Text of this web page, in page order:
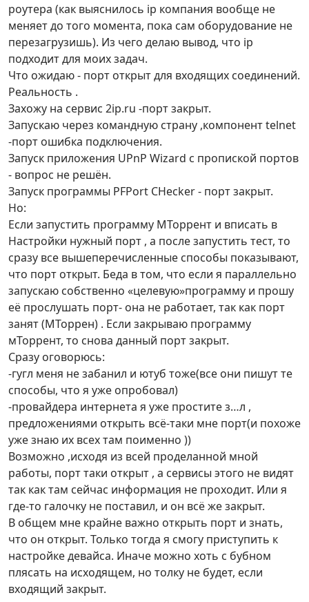
роутера (как выяснилось ip компания вообще не
меняет до того момента, пока сам оборудование не
перезагрузишь). Из чего делаю вывод, что ip
подходит для моих задач.
Что ожидаю - порт открыт для входящих соединений.
Реальность .
Захожу на сервис 2ip.ru -порт закрыт.
Запускаю через командную страну ,компонент telnet
-порт ошибка подключения.
Запуск приложения UPnP Wizard с пропиской портов
- вопрос не решён.
Запуск программы PFPort CHecker - порт закрыт.
Но:
Если запустить программу МТоррент и вписать в
Настройки нужный порт , а после запустить тест, то
сразу все вышеперечисленные способы показывают,
что порт открыт. Беда в том, что если я параллельно
запускаю собственно «целевую»программу и прошу
её прослушать порт- она не работает, так как порт
занят (МТоррен) . Если закрываю программу
мТоррент, то снова данный порт закрыт.
Сразу оговорюсь:
-гугл меня не забанил и ютуб тоже(все они пишут те
способы, что я уже опробовал)
-провайдера интернета я уже простите з…л ,
предложениями открыть всё-таки мне порт(и похоже
уже знаю их всех там поименно ))
Возможно ,исходя из всей проделанной мной
работы, порт таки открыт , а сервисы этого не видят
так как там сейчас информация не проходит. Или я
где-то галочку не поставил, и он всё же закрыт.
В общем мне крайне важно открыть порт и знать,
что он открыт. Только тогда я смогу приступить к
настройке девайса. Иначе можно хоть с бубном
плясать на исходящем, но толку не будет, если
входящий закрыт.